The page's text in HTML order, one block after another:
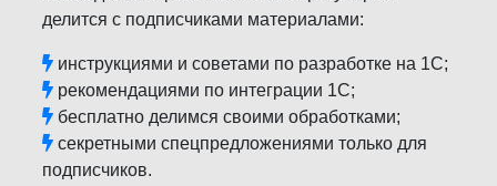
делится с подписчиками материалами:
инструкциями и советами по разработке на 1С;
рекомендациями по интеграции 1С;
бесплатно делимся своими обработками;
секретными спецпредложениями только для
подписчиков.